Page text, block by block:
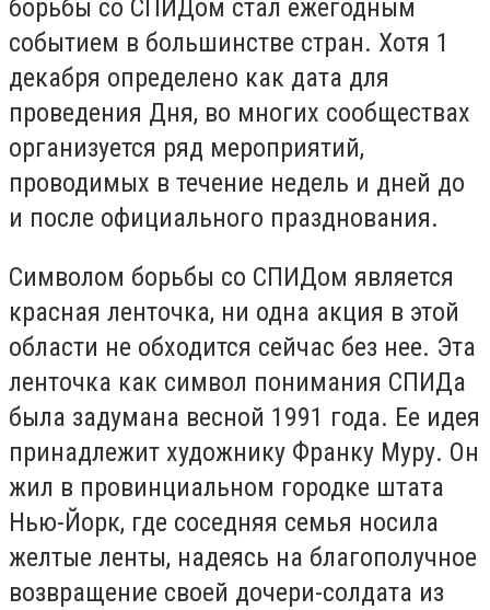
борьбы со СПИДом стал ежегодным
событием в большинстве стран. Хотя 1
декабря определено как дата для
проведения Дня, во многих сообществах
организуется ряд мероприятий,
проводимых в течение недель и дней до
и после официального празднования.
Символом борьбы со СПИДом является
красная ленточка, ни одна акция в этой
области не обходится сейчас без нее. Эта
ленточка как символ понимания СПИДа
была задумана весной 1991 года. Ее идея
принадлежит художнику Франку Муру. Он
жил в провинциальном городке штата
Нью-Йорк, где соседняя семья носила
желтые ленты, надеясь на благополучное
возвращение своей дочери-солдата из